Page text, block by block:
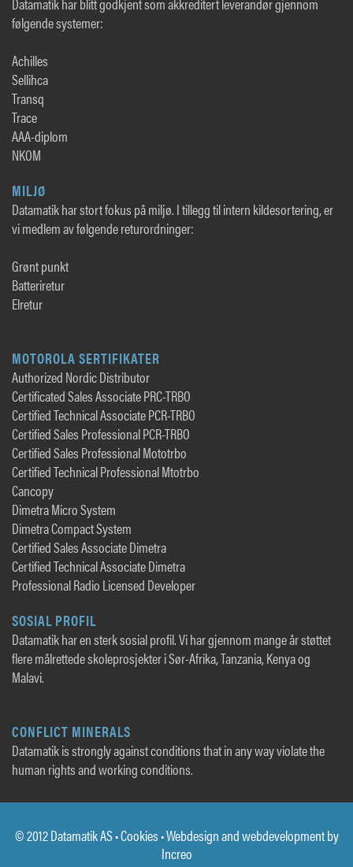
følgende systemer:
Achilles
Sellihca
Transq
Trace
AAA-diplom
NKOM
MILJØ
Datamatik har stort fokus på miljø. I tillegg til intern kildesortering, er
vi medlem av følgende returordninger:
Grønt punkt
Batteriretur
Elretur
MOTOROLA SERTIFIKATER
Authorized Nordic Distributor
Certificated Sales Associate PRC-TRBO
Certified Technical Associate PCR-TRBO
Certified Sales Professional PCR-TRBO
Certified Sales Professional Mototrbo
Certified Technical Professional Mtotrbo
Cancopy
Dimetra Micro System
Dimetra Compact System
Certified Sales Associate Dimetra
Certified Technical Associate Dimetra
Professional Radio Licensed Developer
SOSIAL PROFIL
Datamatik har en sterk sosial profil. Vi har gjennom mange år støttet
flere målrettede skoleprosjekter i Sør-Afrika, Tanzania, Kenya og
Malavi.
CONFLICT MINERALS
Datamatik is strongly against conditions that in any way violate the
human rights and working conditions.
© 2012 Datamatik AS •Cookies • Webdesign and webdevelopment by
Increo